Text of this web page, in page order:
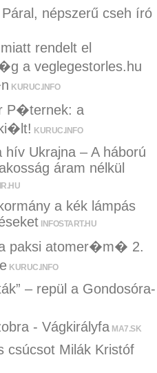
népszerű cseh író
rendelt el
a veglegestorles.hu
KURUC.INFO
P�ternek: a
KURUC.INFO
hív Ukrajna – A háború
áram nélkül
a kék lámpás
INFOSTART.HU
paksi atomer�m� 2.
KURUC.INFO
– repül a Gondosóra-
- Vágkirályfa MA7.SK
csúcsot Milák Kristóf